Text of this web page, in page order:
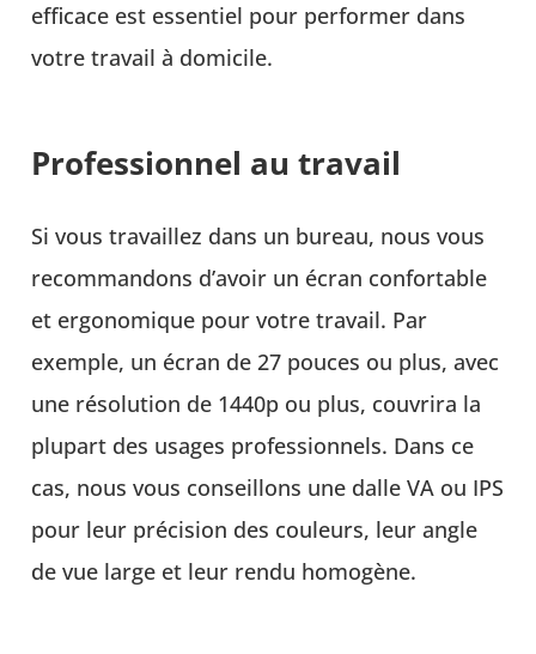
efficace est essentiel pour performer dans
votre travail à domicile.
Professionnel au travail
Si vous travaillez dans un bureau, nous vous
recommandons d’avoir un écran confortable
et ergonomique pour votre travail. Par
exemple, un écran de 27 pouces ou plus, avec
une résolution de 1440p ou plus, couvrira la
plupart des usages professionnels. Dans ce
cas, nous vous conseillons une dalle VA ou IPS
pour leur précision des couleurs, leur angle
de vue large et leur rendu homogène.